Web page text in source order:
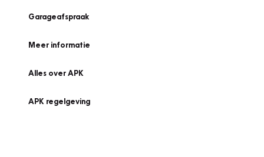
Garageafspraak
Meer informatie
Alles over APK
APK regelgeving